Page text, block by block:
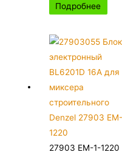
Подробнее
27903 EM-1-1220